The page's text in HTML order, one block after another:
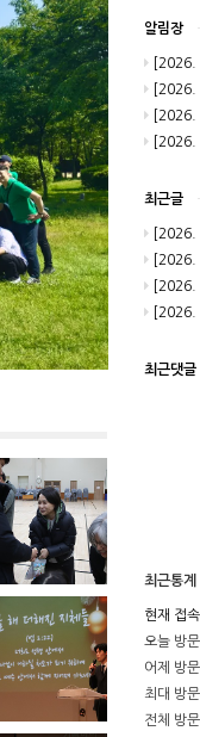
알림장
[2026.
[2026.
[2026.
[2026.
최근글
[2026.
[2026.
[2026.
[2026.
최근댓글
최근통계
현재 접
오늘 방
어제 방
최대 방
전체 방